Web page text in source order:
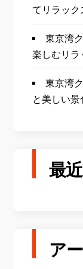
てリラック
東京湾
楽しむリラ
東京湾
と美しい
最
ア